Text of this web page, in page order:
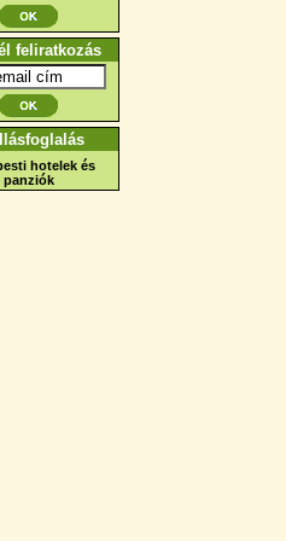
feliratkozás
hotelek és
panziók